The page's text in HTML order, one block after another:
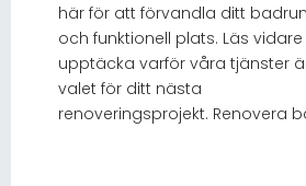
här för att förvandla ditt
och funktionell plats. Läs
upptäcka varför våra tjänster
valet för ditt nästa
renoveringsprojekt. Renovera